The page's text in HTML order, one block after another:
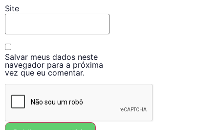
Site
Salvar meus dados neste
navegador para a próxima
vez que eu comentar.